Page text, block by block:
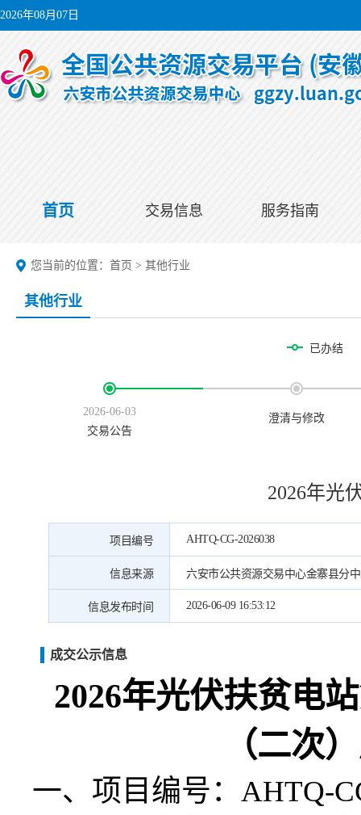
2026年08月07日
首页 交易信息 服务指南
您当前的位置： 首页 > 其他行业
其他行业
已办结
2026-06-03
交易公告
澄清与修改
2026年光
项目编号 AHTQ-CG-2026038
信息来源 六安市公共资源交易中心金寨县分
信息发布时间 2026-06-09 16:53:12
成交公示信息
2026年光伏扶贫电
（二次
一、 项目编号： AHTQ-